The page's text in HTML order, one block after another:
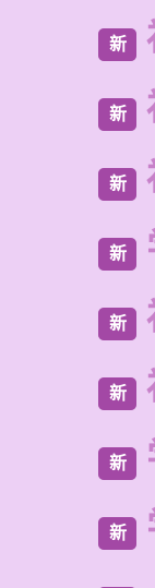
新
新
新
新
新
新
新
新